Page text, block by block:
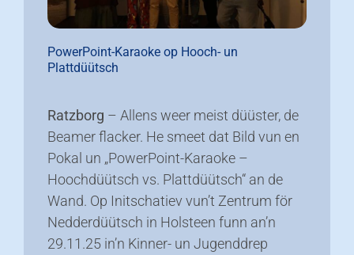
PowerPoint-Karaoke op Hooch- un
Plattdüütsch
Ratzborg – Allens weer meist düüster, de
Beamer flacker. He smeet dat Bild vun en
Pokal un „PowerPoint-Karaoke –
Hoochdüütsch vs. Plattdüütsch“ an de
Wand. Op Initschatiev vun’t Zentrum för
Nedderdüütsch in Holsteen funn an’n
29.11.25 in’n Kinner- un Jugenddrep